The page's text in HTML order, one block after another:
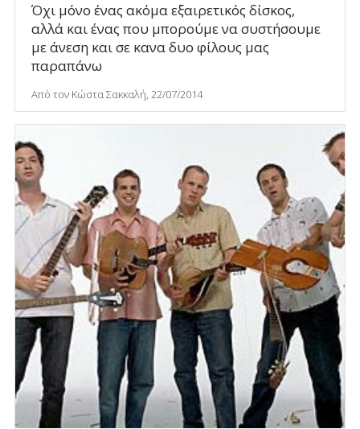
Όχι μόνο ένας ακόμα εξαιρετικός δίσκος,
αλλά και ένας που μπορούμε να συστήσουμε
με άνεση και σε κανα δυο φίλους μας
παραπάνω
Από τον Κώστα Σακκαλή, 22/07/2014